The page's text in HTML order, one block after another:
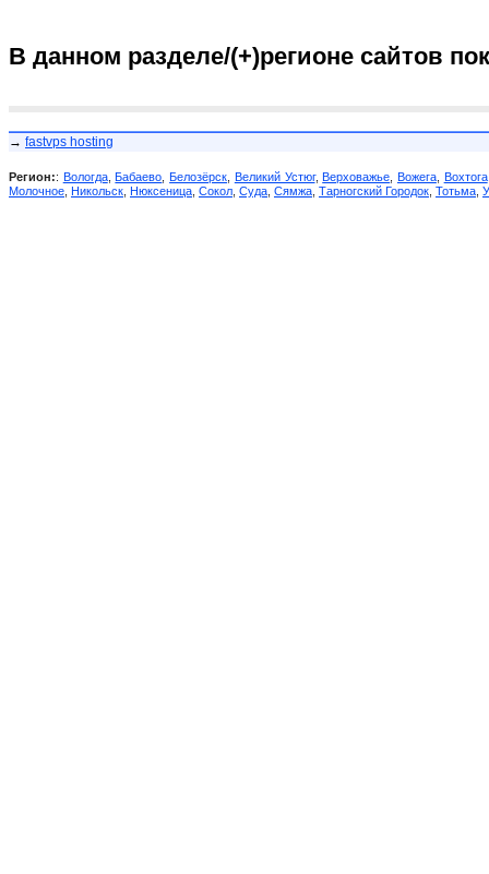
В данном разделе/(+)регионе сайтов
→ fastvps hosting
Регион:: Вологда,Бабаево ,Белозёрск Великий Устюг,Верховажье Вожега, Вохтога
Молочное Никольск Нюксеница Сокол Суда Сямжа Тарногский Городок Тотьма